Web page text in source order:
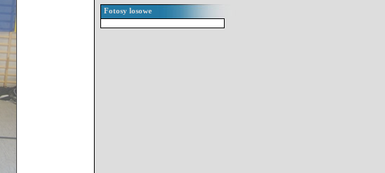
Fotosy losowe